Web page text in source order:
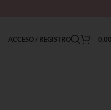
ACCESO / REGISTRO